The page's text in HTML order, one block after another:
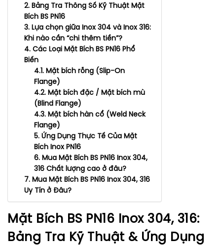
2. Bảng Tra Thông Số Kỹ Thuật Mặt
Bích BS PN16
3. Lựa chọn giữa Inox 304 và Inox 316:
Khi nào cần “chi thêm tiền”?
4. Các Loại Mặt Bích BS PN16 Phổ
Biến
4.1. Mặt bích rỗng (Slip-On
Flange)
4.2. Mặt bích đặc / Mặt bích mù
(Blind Flange)
4.3. Mặt bích hàn cổ (Weld Neck
Flange)
5. Ứng Dụng Thực Tế Của Mặt
Bích Inox PN16
6. Mua Mặt Bích BS PN16 Inox 304,
316 Chất lượng cao ở đâu?
7. Mua Mặt Bích BS PN16 Inox 304, 316
Uy Tín ở Đâu?
Mặt Bích BS PN16 Inox 304, 316:
Bảng Tra Kỹ Thuật & Ứng Dụng